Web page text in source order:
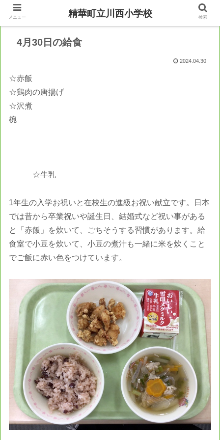
4月30日の給食
2024.04.30
☆赤飯
☆鶏肉の唐揚げ
☆沢煮
椀
☆牛乳
1年生の入学お祝いと在校生の進級お祝い献立です。日本
では昔から卒業祝いや誕生日、結婚式など祝い事がある
と「赤飯」を炊いて、ごちそうする習慣があります。給
食室で小豆を炊いて、小豆の煮汁も一緒に米を炊くこと
でご飯に赤い色をつけています。
メニュー 精華町立川西小学校 検索